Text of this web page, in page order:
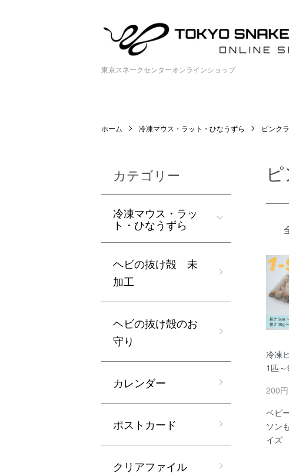
東京スネークセンターオンラインショップ
ホーム 冷凍マウス・ラット・ひなうずら ピンク
冷凍
1匹
200
ベビ
ソン
イズ
カテゴリー
冷凍マウス・ラッ
ト・ひなうずら
ヘビの抜け殻 未
加工
ヘビの抜け殻のお
守り
カレンダー
ポストカード
クリアファイル